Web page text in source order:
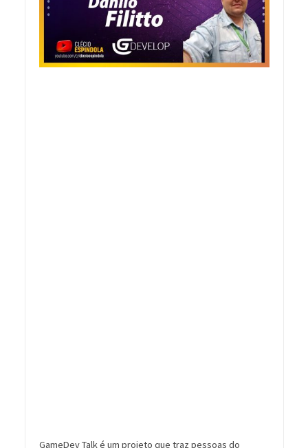
GameDev Talk é um projeto que traz pessoas do